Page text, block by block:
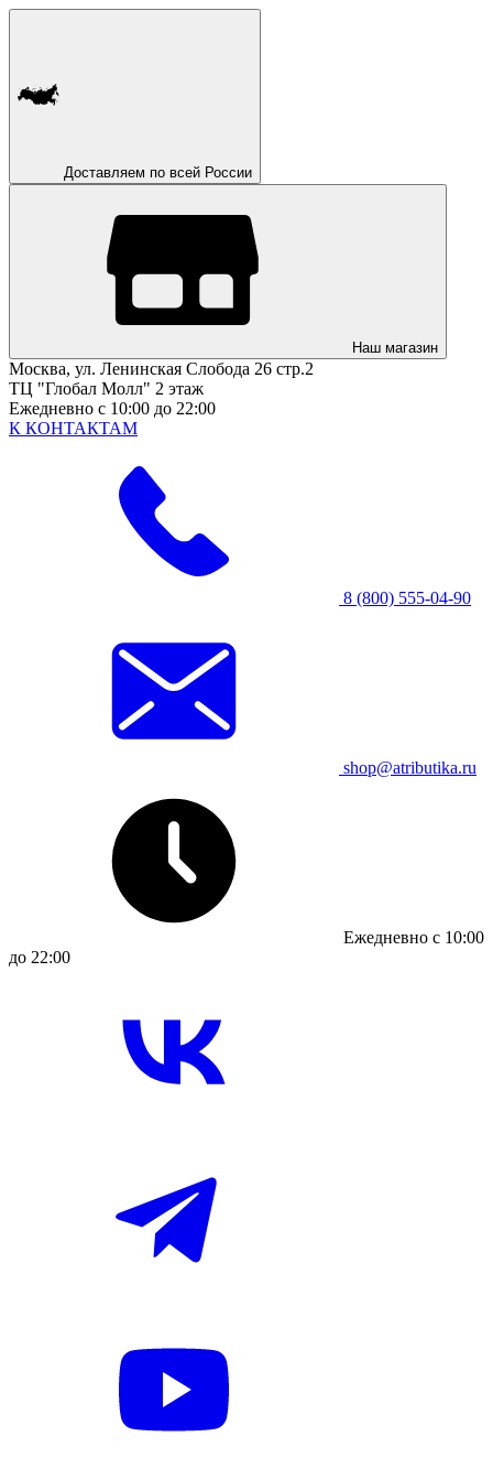
Доставляем по всей России
Наш магазин
Москва, ул. Ленинская Слобода 26 стр.2
ТЦ "Глобал Молл" 2 этаж
Ежедневно с 10:00 до 22:00
К КОНТАКТАМ
8 (800) 555-04-90
shop@atributika.ru
Ежедневно с 10:00
до 22:00